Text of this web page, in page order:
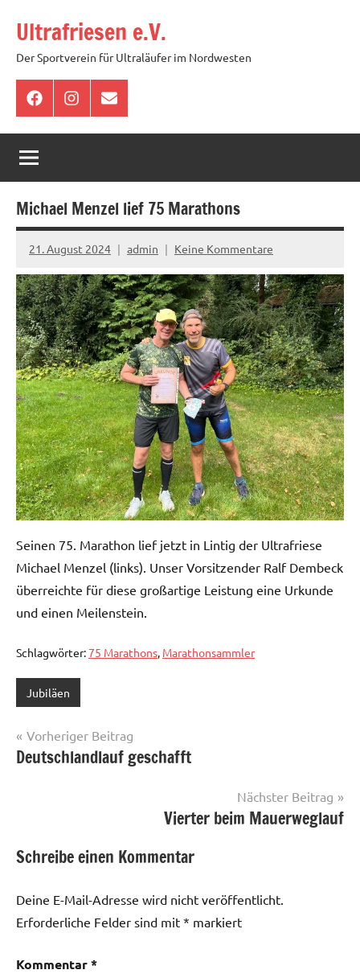
Inhalt
springen
Ultrafriesen e.V.
Der Sportverein für Ultraläufer im Nordwesten
FacebookInstagram
E-
Mail
Michael Menzel lief 75 Marathons
21. August 2024 admin Keine Kommentare
Seinen 75. Marathon lief jetzt in Lintig der Ultrafriese
Michael Menzel (links). Unser Vorsitzender Ralf Dembeck
überreichte für diese großartige Leistung eine Urkunde
und einen Meilenstein.
Schlagwörter:75 Marathons Marathonsammler
Jubiläen
Beitragsnavigation
Vorheriger Beitrag
Deutschlandlauf geschafft
Nächster Beitrag
Vierter beim Mauerweglauf
Schreibe einen Kommentar
Deine E-Mail-Adresse wird nicht veröffentlicht.
Erforderliche Felder sind mit * markiert
Kommentar*